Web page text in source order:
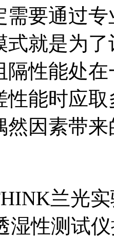
需要通过
式就是为
隔性能处
性能时应
然因素带
兰光
湿性测试